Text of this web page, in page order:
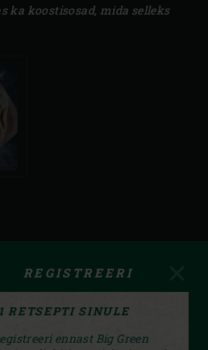
ka koostisosad, mida selleks
REGISTREERI
RETSEPTI SINULE
ennast Big Green